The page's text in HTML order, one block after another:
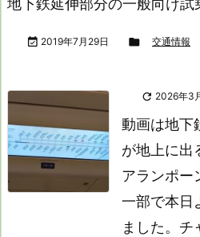
地下鉄延伸部分の一般向け試
 2019年7月29日  交通情報
 2026年3
動画は地下
が地上に出
アランポー
一部で本日
ました。チ